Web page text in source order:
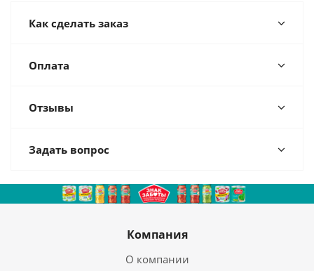
Как сделать заказ
Оплата
Отзывы
Задать вопрос
Компания
О компании